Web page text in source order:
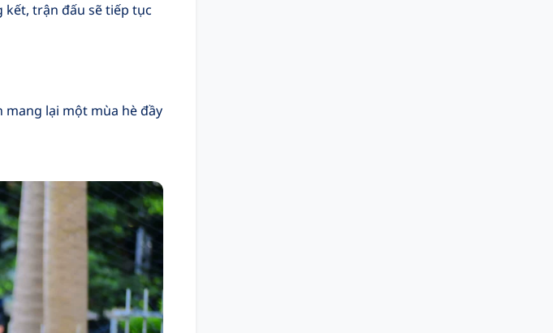
kết, trận đấu sẽ tiếp tục
mang lại một mùa hè đầy